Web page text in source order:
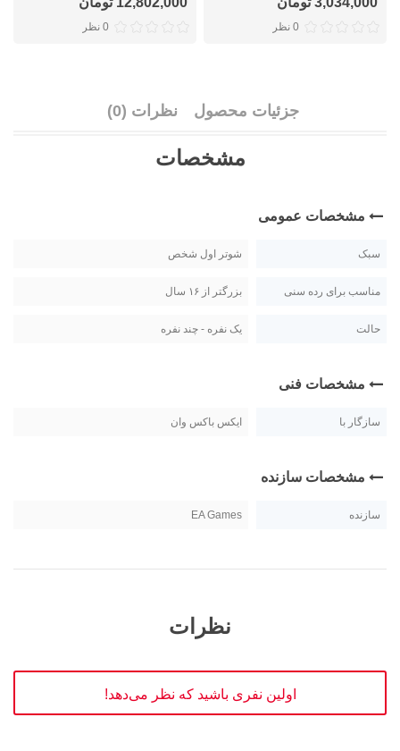
0 نظر 0 نظر
جزئیات محصول نظرات (0)
مشخصات
مشخصات عمومی
سبک شوتر اول شخص
مناسب برای رده سنی بزرگتر از ۱۶ سال
حالت یک نفره - چند نفره
مشخصات فنی
سازگار با ایکس باکس وان
مشخصات سازنده
سازنده EA Games
نظرات
اولین نفری باشید که نظر می‌دهد!